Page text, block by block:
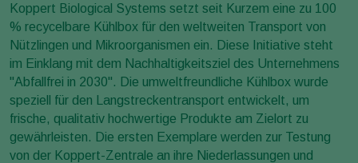
Koppert Biological Systems setzt seit Kurzem eine zu 100
% recycelbare Kühlbox für den weltweiten Transport von
Nützlingen und Mikroorganismen ein. Diese Initiative steht
im Einklang mit dem Nachhaltigkeitsziel des Unternehmens
"Abfallfrei in 2030". Die umweltfreundliche Kühlbox wurde
speziell für den Langstreckentransport entwickelt, um
frische, qualitativ hochwertige Produkte am Zielort zu
gewährleisten. Die ersten Exemplare werden zur Testung
von der Koppert-Zentrale an ihre Niederlassungen und